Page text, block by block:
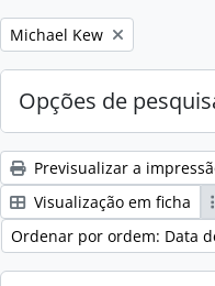
Remove filter:
Michael Kew
Opções de
Previsualizar a
Visualização em ficha
Ordenar por ordem: Data